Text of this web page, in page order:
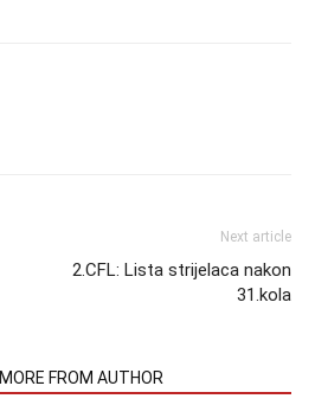
Next article
2.CFL: Lista strijelaca nakon
31.kola
MORE FROM AUTHOR